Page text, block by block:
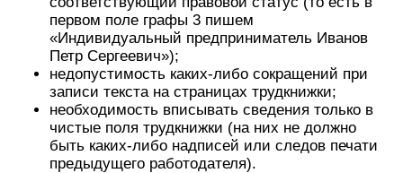
первом поле графы 3 пишем
«Индивидуальный предприниматель Иванов
Петр Сергеевич»);
недопустимость каких-либо сокращений при
записи текста на страницах трудкнижки;
необходимость вписывать сведения только в
чистые поля трудкнижки (на них не должно
быть каких-либо надписей или следов печати
предыдущего работодателя).